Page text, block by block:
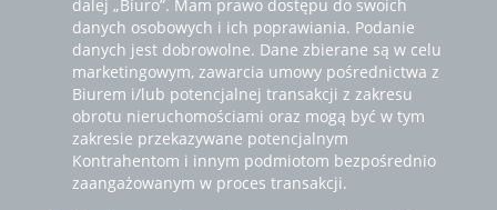
dalej „Biuro”. Mam prawo dostępu do swoich
danych osobowych i ich poprawiania. Podanie
danych jest dobrowolne. Dane zbierane są w celu
marketingowym, zawarcia umowy pośrednictwa z
Biurem i/lub potencjalnej transakcji z zakresu
obrotu nieruchomościami oraz mogą być w tym
zakresie przekazywane potencjalnym
Kontrahentom i innym podmiotom bezpośrednio
zaangażowanym w proces transakcji.